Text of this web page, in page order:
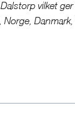
vilket
Norge,